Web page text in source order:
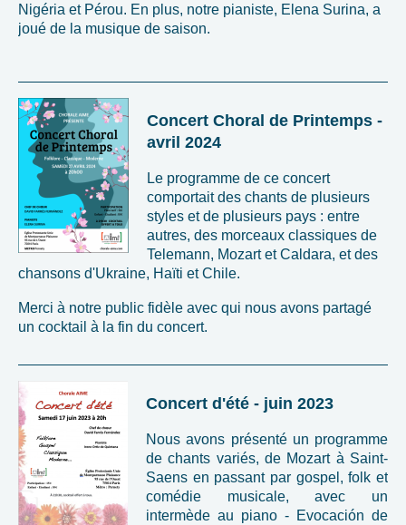
Nigéria et Pérou. En plus, notre pianiste, Elena Surina, a
joué de la musique de saison.
Concert Choral de Printemps -
avril 2024
Le programme de ce concert
comportait des chants de plusieurs
styles et de plusieurs pays : entre
autres, des morceaux classiques de
Telemann, Mozart et Caldara, et des
chansons d'Ukraine, Haïti et Chile.
Merci à notre public fidèle avec qui nous avons partagé
un cocktail à la fin du concert.
Concert d'été - juin 2023
Nous avons présenté un programme
de chants variés, de Mozart à Saint-
Saens en passant par gospel, folk et
comédie musicale, avec un
intermède au piano - Evocación de